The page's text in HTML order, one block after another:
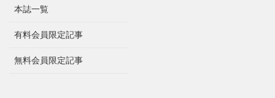
本誌一覧
有料会員限定記事
無料会員限定記事